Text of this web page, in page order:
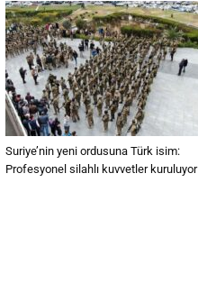
Suriye’nin yeni ordusuna Türk isim:
Profesyonel silahlı kuvvetler kuruluyor